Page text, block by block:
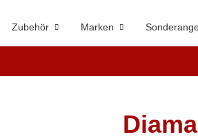
Zubehör Marken